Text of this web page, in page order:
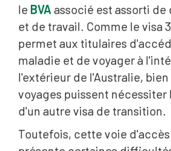
le BVA associé est assorti
et de travail. Comme le visa
permet aux titulaires
maladie et de voyager à
l'extérieur de l'Australie, bien
voyages puissent nécessiter
d'un autre visa de transition.
Toutefois, cette voie d'accès